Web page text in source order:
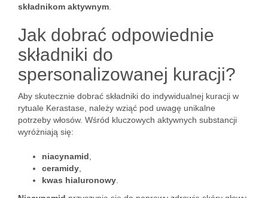
składnikom aktywnym
Jak dobrać odpowiednie
składniki do
spersonalizowanej kuracji?
Aby skutecznie dobrać składniki do indywidualnej kuracji w
rytuale Kerastase, należy wziąć pod uwagę unikalne
potrzeby włosów. Wśród kluczowych aktywnych substancji
wyróżniają się:
niacynamid
ceramidy
kwas hialuronowy